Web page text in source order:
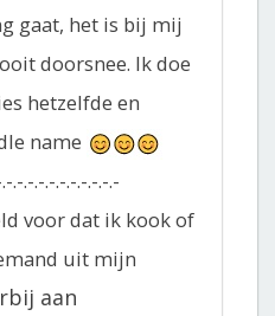
gaat, het is bij mij
doorsnee. Ik doe
hetzelfde en
name
.-.-.-.-.-.-.-.-.-.-
voor dat ik kook of
uit mijn
aan